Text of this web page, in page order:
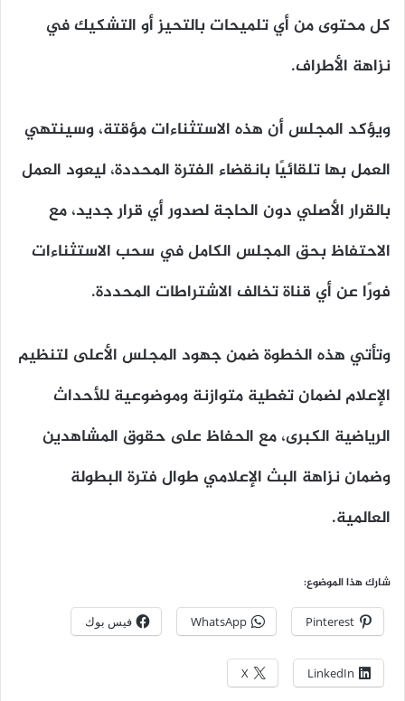
كل محتوى من أي تلميحات بالتحيز أو التشكيك في
نزاهة الأطراف.
ويؤكد المجلس أن هذه الاستثناءات مؤقتة، وسينتهي
العمل بها تلقائيًا بانقضاء الفترة المحددة، ليعود العمل
بالقرار الأصلي دون الحاجة لصدور أي قرار جديد، مع
الاحتفاظ بحق المجلس الكامل في سحب الاستثناءات
فورًا عن أي قناة تخالف الاشتراطات المحددة.
وتأتي هذه الخطوة ضمن جهود المجلس الأعلى لتنظيم
الإعلام لضمان تغطية متوازنة وموضوعية للأحداث
الرياضية الكبرى، مع الحفاظ على حقوق المشاهدين
وضمان نزاهة البث الإعلامي طوال فترة البطولة
العالمية.
شارك هذا الموضوع:
Pinterest
WhatsApp فيس بوك
LinkedIn
X